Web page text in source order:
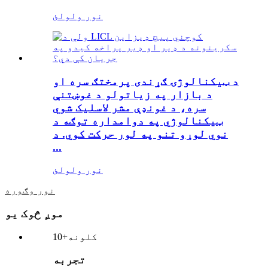
نور ولولئ
د ټیکنالوژۍ ګړندی پرمختګ سره او
د بازار په زیاتولو د غوښتنې
سره، د غونډې مشر لاسلیک شوي
ټیکنالوژي په دوامداره توګه د
نوي لوړو تنو په لور حرکت کوي. د
...
نور ولولئ
نور وګوره
موږ څوک یو
10+کلونه
تجربه